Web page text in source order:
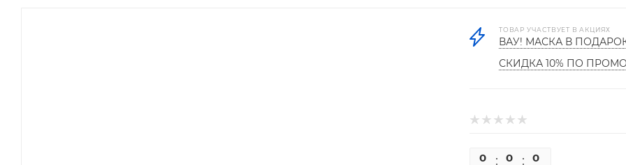
ТОВАР УЧАСТВУЕТ В АКЦИЯХ
ВАУ! МАСКА В
СКИДКА 10% ПО
0 0 0